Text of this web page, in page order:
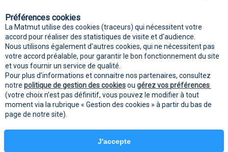
sociaux
Mentions
légales
Protection des données
personnelles
cookies
Préférences cookies
La Matmut utilise des cookies (traceurs) qui nécessitent votre
accord pour réaliser des statistiques de visite et d'audience.
Nous utilisons également d'autres cookies, qui ne nécessitent pas
votre accord préalable, pour garantir le bon fonctionnement du site
et vous fournir un service de qualité.
Pour plus d’informations et connaitre nos partenaires, consultez
notre politique de gestion des cookiesou gérez vos préférences
(votre choix n’est pas définitif, vous pouvez le modifier à tout
moment via la rubrique « Gestion des cookies » à partir du bas de
page de notre site).
J'accepte